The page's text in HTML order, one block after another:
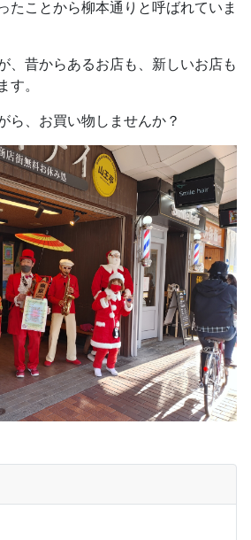
たことから柳本通りと呼ばれていま
、昔からあるお店も、新しいお店も
す。
ら、お買い物しませんか？